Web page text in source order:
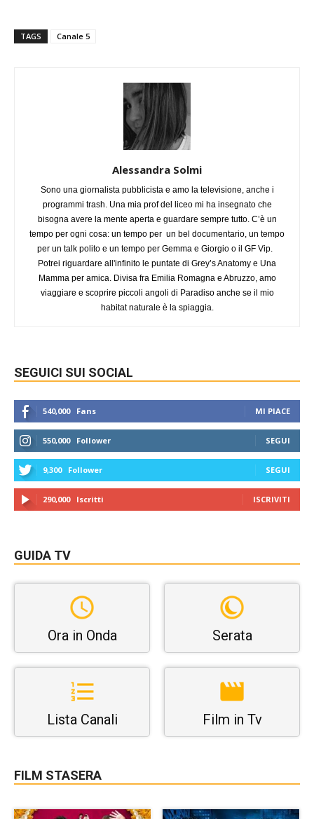
TAGS Canale 5
Alessandra Solmi
Sono una giornalista pubblicista e amo la televisione, anche i
programmi trash. Una mia prof del liceo mi ha insegnato che
bisogna avere la mente aperta e guardare sempre tutto. C’è un
tempo per ogni cosa: un tempo per un bel documentario, un tempo
per un talk polito e un tempo per Gemma e Giorgio o il GF Vip.
Potrei riguardare all'infinito le puntate di Grey’s Anatomy e Una
Mamma per amica. Divisa fra Emilia Romagna e Abruzzo, amo
viaggiare e scoprire piccoli angoli di Paradiso anche se il mio
habitat naturale è la spiaggia.
SEGUICI SUI SOCIAL
540,000 Fans MI PIACE
550,000 Follower SEGUI
9,300 Follower SEGUI
290,000 Iscritti ISCRIVITI
GUIDA TV
Ora in Onda Serata
Lista Canali Film in Tv
FILM STASERA